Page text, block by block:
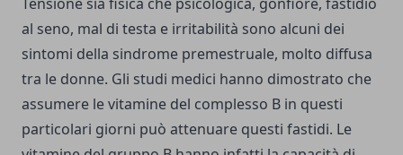
al seno, mal di testa e irritabilità sono alcuni dei
sintomi della sindrome premestruale, molto diffusa
tra le donne. Gli studi medici hanno dimostrato che
assumere le vitamine del complesso B in questi
particolari giorni può attenuare questi fastidi. Le